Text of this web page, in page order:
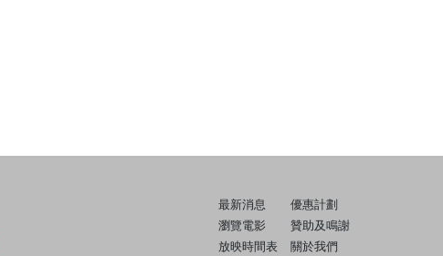
最新消息
瀏覽電影
放映時間表
優惠計劃
贊助及鳴謝
關於我們